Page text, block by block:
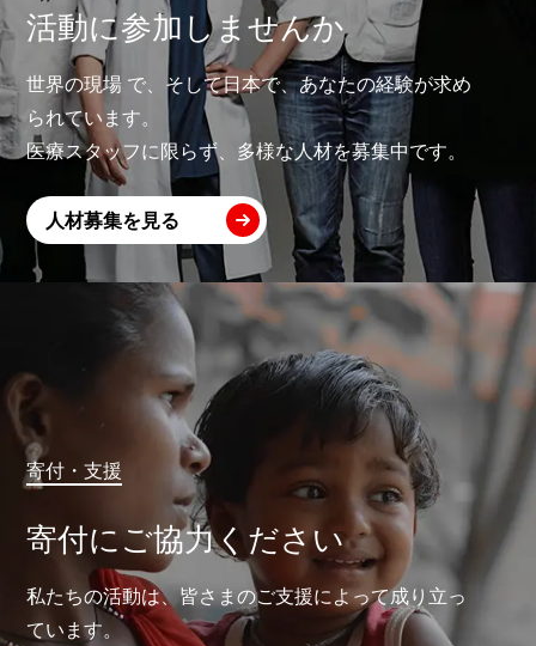
活動に参加しませんか
世界の現場 で、そして日本で、あなたの経験が求め
られています。
医療スタッフに限らず、多様な人材を募集中です。
人材募集を見る
寄付・支援
寄付にご協力ください
私たちの活動は、皆さまのご支援によって成り立っ
ています。